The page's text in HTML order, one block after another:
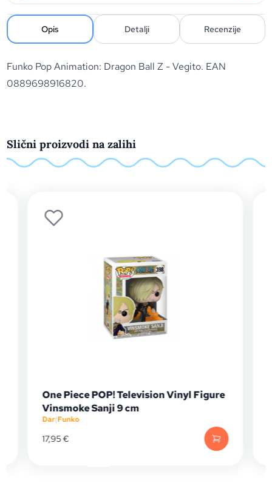
Opis Detalji Recenzije
Funko Pop Animation: Dragon Ball Z - Vegito. EAN
0889698916820.
Slični proizvodi na zalihi
One Piece POP! Television Vinyl Figure
Vinsmoke Sanji 9 cm
Dar|Funko
17,95€